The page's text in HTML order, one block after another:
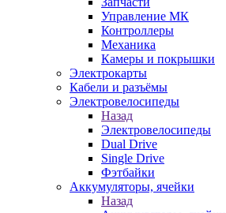
Управление МК
Контроллеры
Механика
Камеры и покрышки
Электрокарты
Кабели и разъёмы
Электровелосипеды
Назад
Электровелосипеды
Dual Drive
Single Drive
Фэтбайки
Аккумуляторы, ячейки
Назад